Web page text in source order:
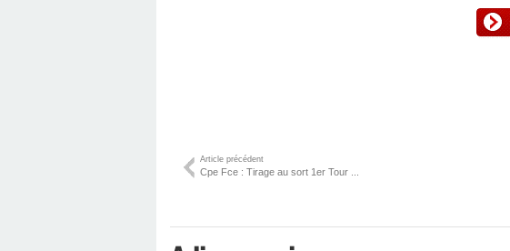
Article précédent
Cpe Fce : Tirage au sort 1er Tour ...